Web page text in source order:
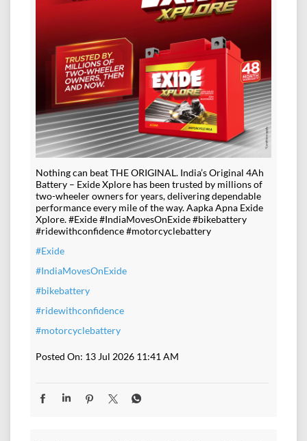
Nothing can beat THE ORIGINAL. India’s Original 4Ah
Battery – Exide Xplore has been trusted by millions of
two-wheeler owners for years, delivering dependable
performance every mile of the way. Aapka Apna Exide
Xplore. #Exide #IndiaMovesOnExide #bikebattery
#ridewithconfidence #motorcyclebattery
#Exide
#IndiaMovesOnExide
#bikebattery
#ridewithconfidence
#motorcyclebattery
Posted On: 13 Jul 2026 11:41 AM